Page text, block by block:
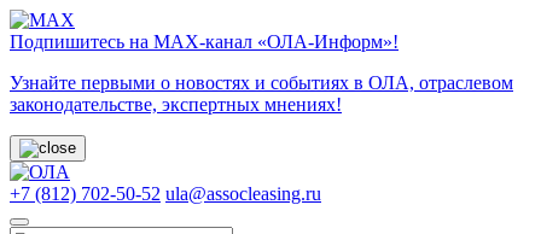
Подпишитесь на МАХ-канал «ОЛА-Информ»!
Узнайте первыми о новостях и событиях в ОЛА, отраслевом
законодательстве, экспертных мнениях!
+7 (812) 702-50-52 ula@assocleasing.ru